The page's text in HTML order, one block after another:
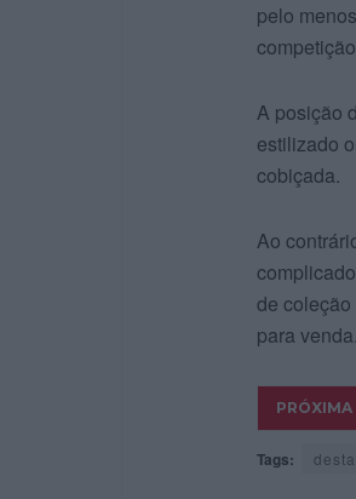
pelo
A posição
estilizado
cobiçada.
Ao
de
para venda.
Tags: